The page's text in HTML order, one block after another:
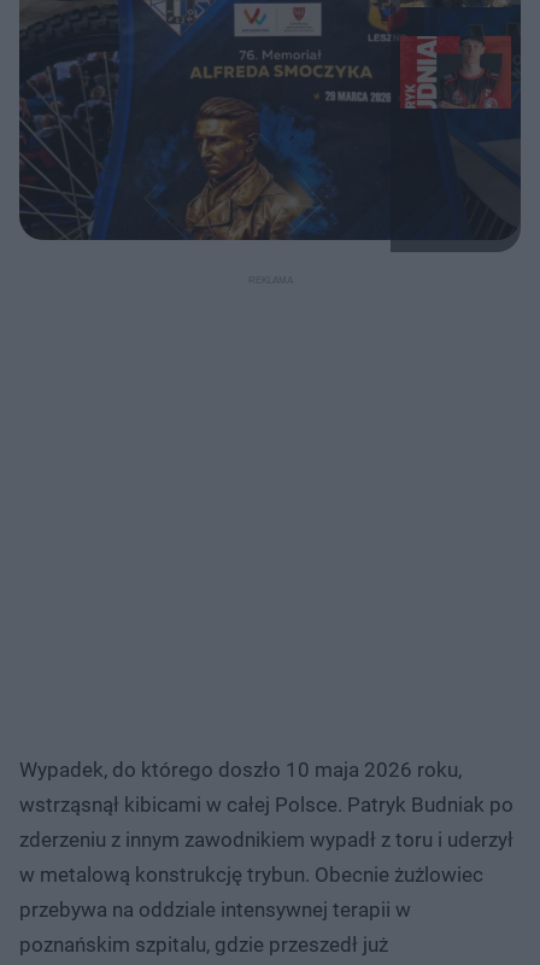
Wypadek, do którego doszło 10 maja 2026 roku,
wstrząsnął kibicami w całej Polsce. Patryk Budniak po
zderzeniu z innym zawodnikiem wypadł z toru i uderzył
w metalową konstrukcję trybun. Obecnie żużlowiec
przebywa na oddziale intensywnej terapii w
poznańskim szpitalu, gdzie przeszedł już